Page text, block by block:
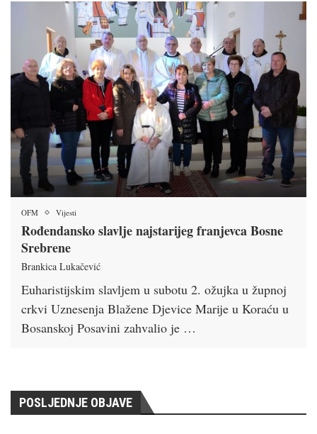
OFM Vijesti
Rođendansko slavlje najstarijeg franjevca Bosne
Srebrene
Brankica Lukačević
Euharistijskim slavljem u subotu 2. ožujka u župnoj
crkvi Uznesenja Blažene Djevice Marije u Koraću u
Bosanskoj Posavini zahvalio je …
POSLJEDNJE OBJAVE